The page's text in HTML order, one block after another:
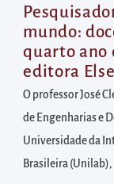
o
menu
principal
Acessar
diretamente
à
área
para
mundo:
quarto ano
editora
O professor José
de Engenharias e
Universidade da
Brasileira